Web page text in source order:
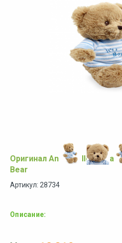
Оригинал Animal Alley It's a
Bear
Артикул: 28734
Описание: